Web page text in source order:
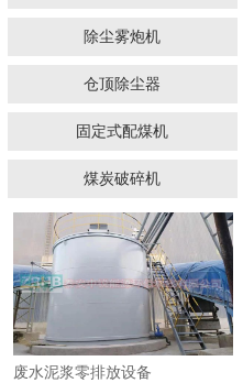
除尘雾炮机
仓顶除尘器
固定式配煤机
煤炭破碎机
​废水泥浆零排放设备